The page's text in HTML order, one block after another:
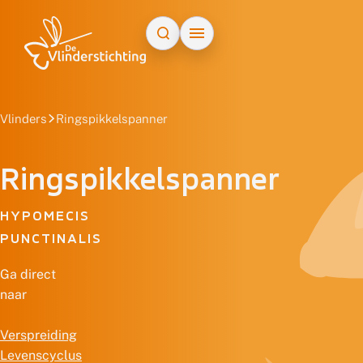
Vlinders Ringspikkelspanner
Ringspikkelspanner
HYPOMECIS
PUNCTINALIS
Ga direct
naar
Verspreiding
Levenscyclus